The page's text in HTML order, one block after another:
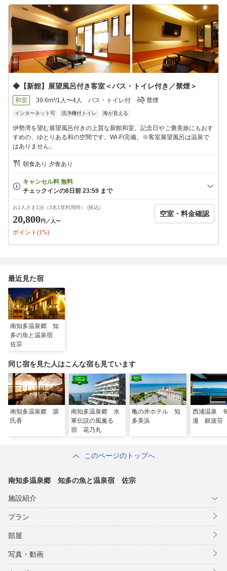
ぶ」を
月替り懐石とともにご用意いたします。
＜お品書き例＞
国産黒毛和牛／しゃぶしゃぶ／自家製胡麻豆腐／刺身／創作茶碗
蒸し／
大あさり／大海老フライ又は穴子フライ／創作焼きおにぎり 全 8
≪別注≫ 渡り蟹 ⇒ 時価
濃厚な甘みのある渡り蟹を、追加料理としてご用意できます。
・夕食付プランでご予約のお子様は、
【小学生】ミニ懐石 【幼児】お子様プレートをご用意いたしま
す。
『焚きたて釜飯』をはじめ、旬の干物や地物のシラスなど、
知多の食材を使用した和朝食をご用意いたします。
■温泉
地下 1300m から湧き上がる、黄土色で塩気のある南知多温泉郷・
内海温泉を
館内浴場にてお楽しみいただけます。
※新館客室の展望風呂は温泉ではございません。
※中学生以上は大人料金となります。
※お子様はアメニティー・浴衣・タオルは付きません。
※現地でのお支払いは、現金またはカードをご利用いただけま
す。
◆【新館】展望風呂付き客室＜バス・トイレ付き／禁煙＞
和室 39.6m²/1人〜4人 バス・トイレ付 禁煙
インターネット可 洗浄機付トイレ 海が見える
伊勢湾を望む展望風呂付きの上質な新館和室。記念日やご褒美旅にもおす
すめの、ゆとりある和の空間です。Wi-Fi完備。※客室展望風呂は温泉で
はありません。
朝食あり 夕食あり
お1人さま1泊（3名1室利用時） (税込)
20,800円 ／人〜
ポイント(1%)
空室・料金確認
最近見た宿
南知多温泉郷 知
多の魚と温泉宿
佐宗
同じ宿を見た人はこんな宿も見ています
南知多温泉郷 源
氏香
南知多温泉郷 水
軍伝説の風薫る
宿 花乃丸
亀の井ホテル 知
多美浜
西浦温泉
漫 銀波荘
このページのトップへ
南知多温泉郷 知多の魚と温泉宿 佐宗
施設紹介
プラン
部屋
写真・動画